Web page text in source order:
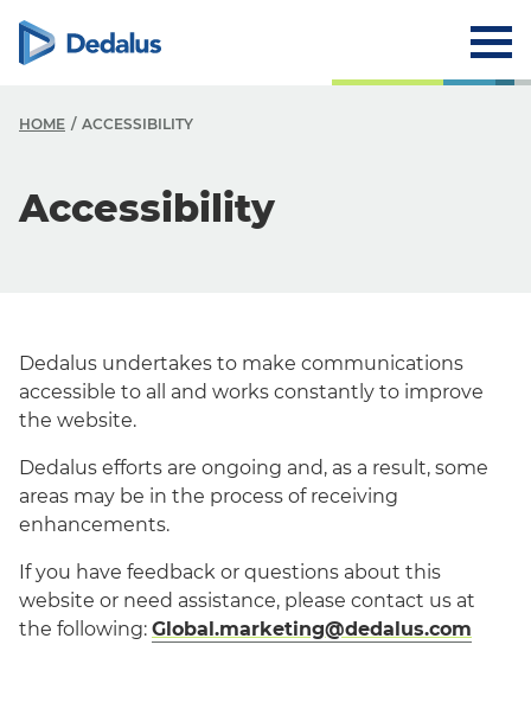
HOME ACCESSIBILITY
Accessibility
Dedalus undertakes to make communications
accessible to all and works constantly to improve
the website.
Dedalus efforts are ongoing and, as a result, some
areas may be in the process of receiving
enhancements.
If you have feedback or questions about this
website or need assistance, please contact us at
the following: Global.marketing@dedalus.com